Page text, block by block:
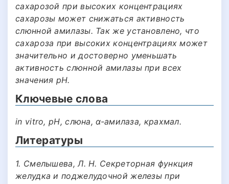
сахарозой при высоких концентрациях
сахарозы может снижаться активность
слюнной амилазы. Так же установлено, что
сахароза при высоких концентрациях может
значительно и достоверно уменьшать
активность слюнной амилазы при всех
значения рН.
Ключевые слова
in vitro, pH, слюна, α-амилаза, крахмал.
Литературы
1. Смелышева, Л. Н. Секреторная функция
желудка и поджелудочной железы при